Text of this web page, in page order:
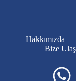
Hakkımızda
Bize